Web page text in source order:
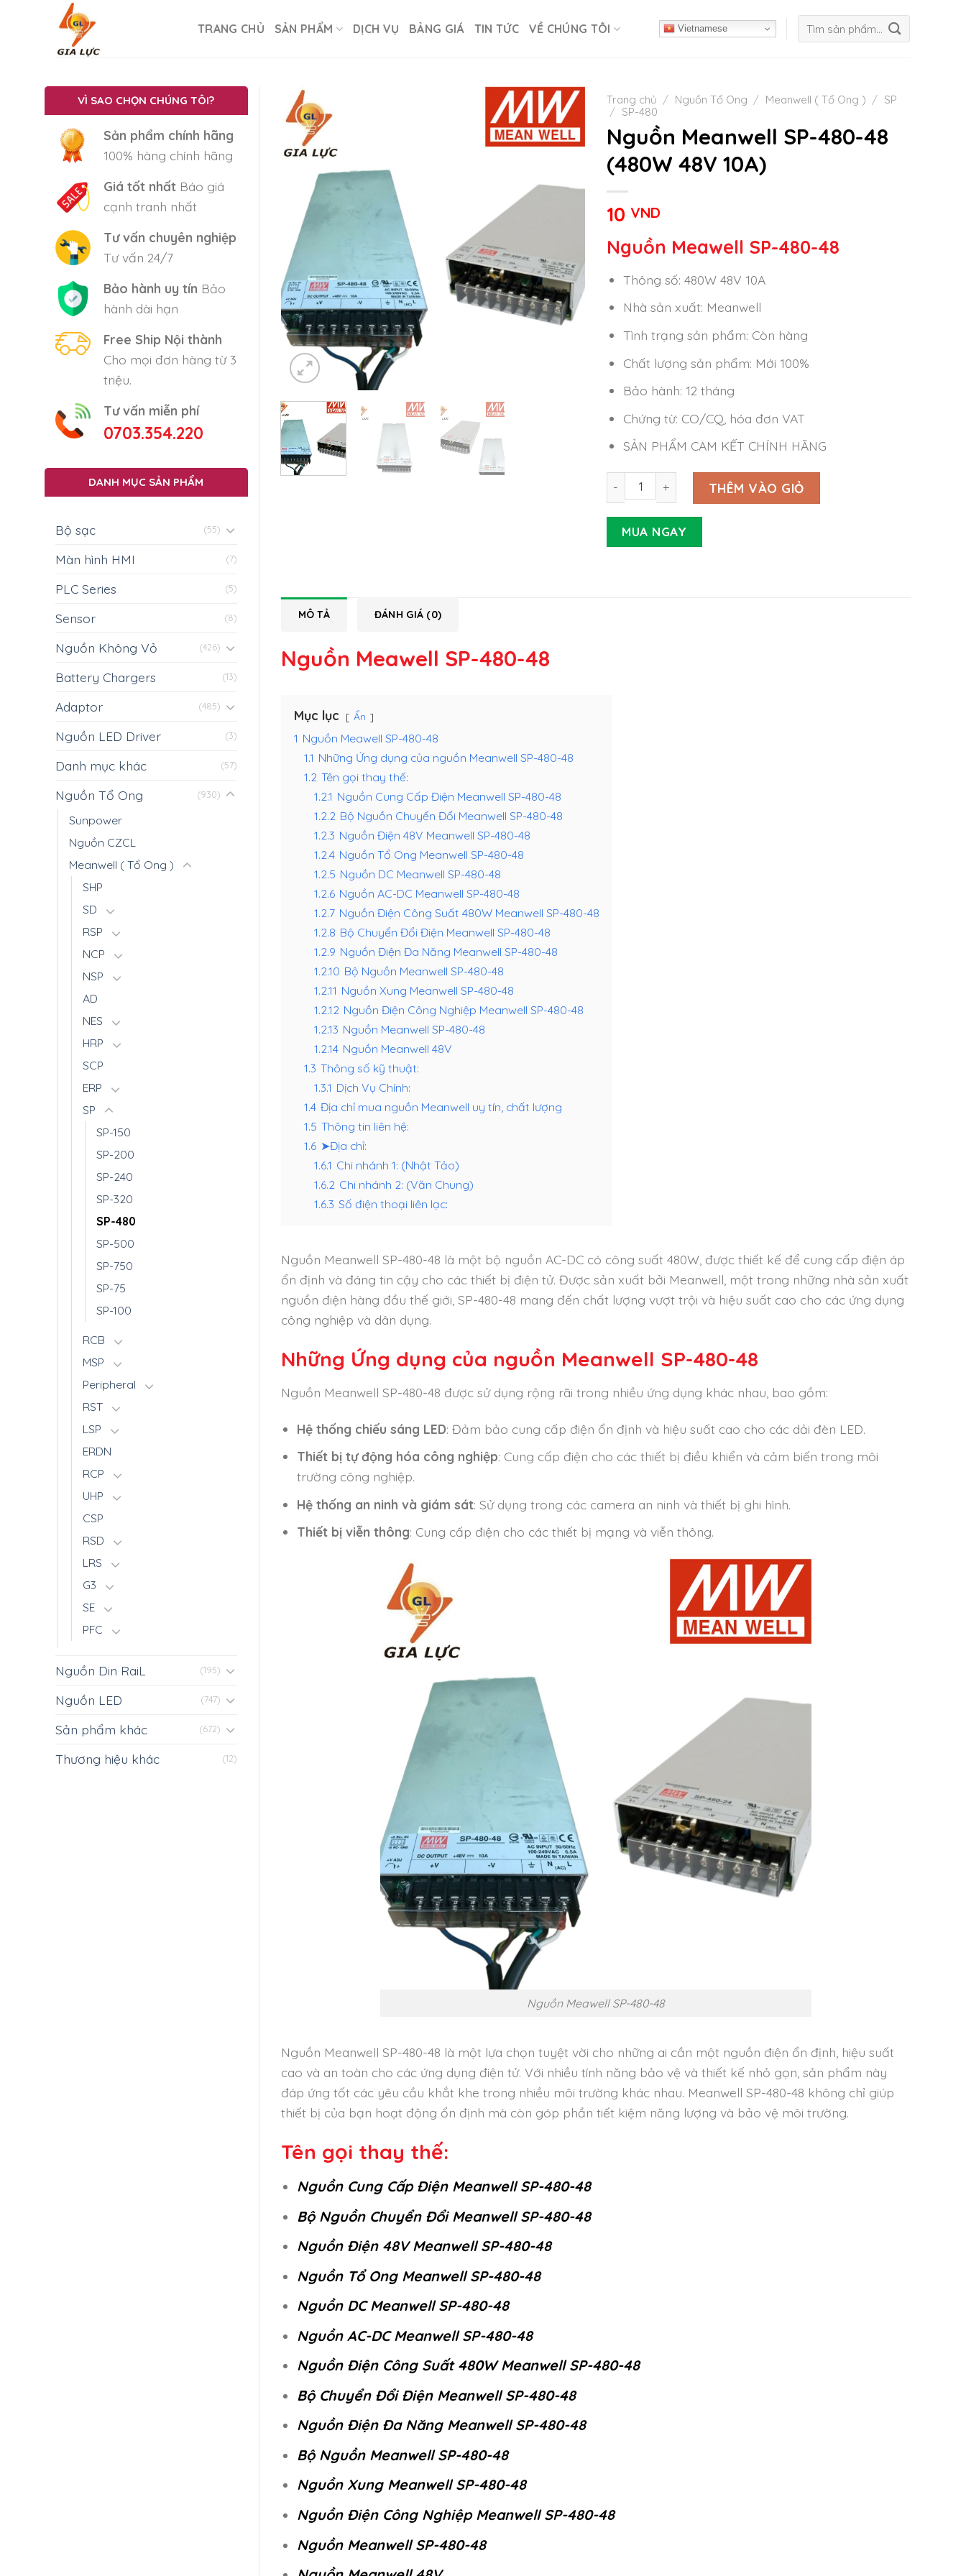
TRANG CHỦ SẢN PHẨM DỊCH VỤ BẢNG GIÁ TIN TỨC VỀ CHÚNG TÔI Vietnamese
kiếm:
VÌ SAO CHỌN CHÚNG TÔI?
Sản phẩm chính hãng
100% hàng chính hãng
Giá tốt nhấtBáo giá
cạnh tranh nhất
Tư vấn chuyên nghiệp
Tư vấn 24/7
Bảo hành uy tín Bảo
hành dài hạn
Free Ship Nội thành
Cho mọi đơn hàng từ 3
triệu.
Tư vấn miễn phí
0703.354.220
DANH MỤC SẢN PHẨM
Bộ sạc (55)
Màn hình HMI (7)
PLC Series (5)
Sensor (8)
Nguồn Không Vỏ (426)
Battery Chargers (13)
Adaptor (485)
Nguồn LED Driver (3)
Danh mục khác (57)
Nguồn Tổ Ong (930)
Sunpower
Nguồn CZCL
Meanwell ( Tổ Ong )
SHP
SD
RSP
NCP
NSP
AD
NES
HRP
SCP
ERP
SP
SP-150
SP-200
SP-240
SP-320
SP-480
SP-500
SP-750
SP-75
SP-100
RCB
MSP
Peripheral
RST
LSP
ERDN
RCP
UHP
CSP
RSD
LRS
G3
SE
PFC
Nguồn Din RaiL (195)
Nguồn LED (747)
Sản phẩm khác (672)
Thương hiệu khác (12)
Trang chủ / Nguồn Tổ Ong / Meanwell ( Tổ Ong ) / SP
/ SP-480
Nguồn Meanwell SP-480-48
(480W 48V 10A)
10 VND
Nguồn Meawell SP-480-48
Thông số: 480W 48V 10A
Nhà sản xuất: Meanwell
Tình trạng sản phẩm: Còn hàng
Chất lượng sản phẩm: Mới 100%
Bảo hành: 12 tháng
Chứng từ: CO/CQ, hóa đơn VAT
SẢN PHẨM CAM KẾT CHÍNH HÃNG
Nguồn Meanwell SP-480-48 (480W 48V 10A) số lượng
THÊM VÀO GIỎ
MUA NGAY
MÔ TẢ ĐÁNH GIÁ (0)
Nguồn Meawell SP-480-48
Mục lục Ẩn
1 Nguồn Meawell SP-480-48
1.1 Những Ứng dụng của nguồn Meanwell SP-480-48
1.2 Tên gọi thay thế:
1.2.1 Nguồn Cung Cấp Điện Meanwell SP-480-48
1.2.2 Bộ Nguồn Chuyển Đổi Meanwell SP-480-48
1.2.3 Nguồn Điện 48V Meanwell SP-480-48
1.2.4 Nguồn Tổ Ong Meanwell SP-480-48
1.2.5 Nguồn DC Meanwell SP-480-48
1.2.6 Nguồn AC-DC Meanwell SP-480-48
1.2.7 Nguồn Điện Công Suất 480W Meanwell SP-480-48
1.2.8 Bộ Chuyển Đổi Điện Meanwell SP-480-48
1.2.9 Nguồn Điện Đa Năng Meanwell SP-480-48
1.2.10 Bộ Nguồn Meanwell SP-480-48
1.2.11 Nguồn Xung Meanwell SP-480-48
1.2.12 Nguồn Điện Công Nghiệp Meanwell SP-480-48
1.2.13 Nguồn Meanwell SP-480-48
1.2.14 Nguồn Meanwell 48V
1.3 Thông số kỹ thuật:
1.3.1 Dịch Vụ Chính:
1.4 Địa chỉ mua nguồn Meanwell uy tín, chất lượng
1.5 Thông tin liên hệ:
1.6 ➤Địa chỉ:
1.6.1 Chi nhánh 1: (Nhật Tảo)
1.6.2 Chi nhánh 2: (Văn Chung)
1.6.3 Số điện thoại liên lạc:
Nguồn Meanwell SP-480-48 là một bộ nguồn AC-DC có công suất 480W, được thiết kế để cung cấp điện áp
ổn định và đáng tin cậy cho các thiết bị điện tử. Được sản xuất bởi Meanwell, một trong những nhà sản xuất
nguồn điện hàng đầu thế giới, SP-480-48 mang đến chất lượng vượt trội và hiệu suất cao cho các ứng dụng
công nghiệp và dân dụng.
Những Ứng dụng của nguồn Meanwell SP-480-48
Nguồn Meanwell SP-480-48 được sử dụng rộng rãi trong nhiều ứng dụng khác nhau, bao gồm:
Hệ thống chiếu sáng LED: Đảm bảo cung cấp điện ổn định và hiệu suất cao cho các dải đèn LED.
Thiết bị tự động hóa công nghiệp: Cung cấp điện cho các thiết bị điều khiển và cảm biến trong môi
trường công nghiệp.
Hệ thống an ninh và giám sát: Sử dụng trong các camera an ninh và thiết bị ghi hình.
Thiết bị viễn thông: Cung cấp điện cho các thiết bị mạng và viễn thông.
Nguồn Meawell SP-480-48
Nguồn Meanwell SP-480-48 là một lựa chọn tuyệt vời cho những ai cần một nguồn điện ổn định, hiệu suất
cao và an toàn cho các ứng dụng điện tử. Với nhiều tính năng bảo vệ và thiết kế nhỏ gọn, sản phẩm này
đáp ứng tốt các yêu cầu khắt khe trong nhiều môi trường khác nhau. Meanwell SP-480-48 không chỉ giúp
thiết bị của bạn hoạt động ổn định mà còn góp phần tiết kiệm năng lượng và bảo vệ môi trường.
Tên gọi thay thế:
Nguồn Cung Cấp Điện Meanwell SP-480-48
Bộ Nguồn Chuyển Đổi Meanwell SP-480-48
Nguồn Điện 48V Meanwell SP-480-48
Nguồn Tổ Ong Meanwell SP-480-48
Nguồn DC Meanwell SP-480-48
Nguồn AC-DC Meanwell SP-480-48
Nguồn Điện Công Suất 480W Meanwell SP-480-48
Bộ Chuyển Đổi Điện Meanwell SP-480-48
Nguồn Điện Đa Năng Meanwell SP-480-48
Bộ Nguồn Meanwell SP-480-48
Nguồn Xung Meanwell SP-480-48
Nguồn Điện Công Nghiệp Meanwell SP-480-48
Nguồn Meanwell SP-480-48